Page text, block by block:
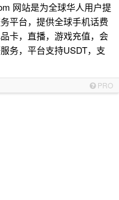
网站是为全球华人用户提
平台，提供全球手机话费
卡，直播，游戏充值，会
务，平台支持USDT，支
PRO